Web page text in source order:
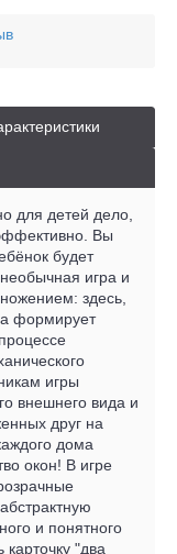
для детей дело,
Вы
будет
игра и
здесь,
формирует
игры
внешнего вида и
друг на
дома
окон! В игре
и понятного
"два